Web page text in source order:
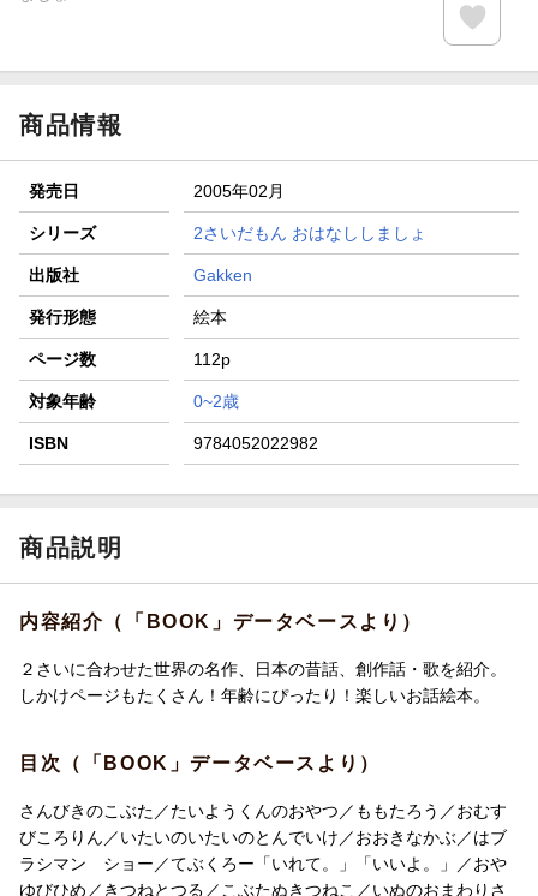
条件達成で楽天限定・宝塚歌劇 宙組貸切公演ペアチケット
商品情報
発売日 2005年02月
シリーズ 2さいだもん おはなししましょ
出版社 Gakken
発行形態 絵本
ページ数 112p
対象年齢 0~2歳
ISBN 9784052022982
商品説明
内容紹介（「BOOK」データベースより）
２さいに合わせた世界の名作、日本の昔話、創作話・歌を紹介。
しかけページもたくさん！年齢にぴったり！楽しいお話絵本。
目次（「BOOK」データベースより）
さんびきのこぶた／たいようくんのおやつ／ももたろう／おむす
びころりん／いたいのいたいのとんでいけ／おおきなかぶ／はブ
ラシマン ショー／てぶくろー「いれて。」「いいよ。」／おや
ゆびひめ／きつねとつる／こぶたぬきつねこ／いぬのおまわりさ